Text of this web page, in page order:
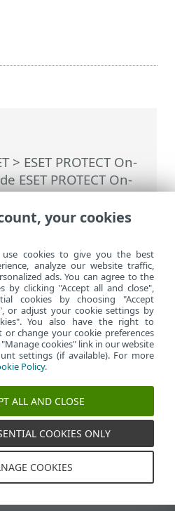
> ESET PROTECT On-
ESET PROTECT On-
On-Prem pour les
gérés> Ignorer
MSP
ordinateur de bureau
ESET
s
Gérer les témoins
Politique relative aux
your cookies
cookies to give you the best
analyze our website traffic,
ads. You can agree to the
by clicking "Accept all and close",
cookies by choosing "Accept
or adjust your cookie settings by
You also have the right to
change your cookie preferences
cookies" link in our website
settings (if available). For more
Policy.
ALL AND CLOSE
COOKIES ONLY
COOKIES